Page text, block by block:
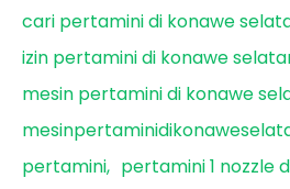
cari pertamini di konawe
izin pertamini di konawe
mesin pertamini di konawe
pertamini
pertamini 1 nozzle